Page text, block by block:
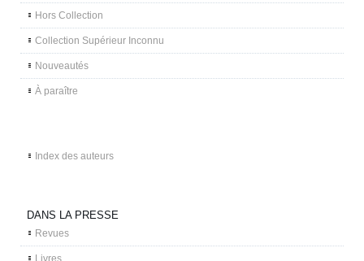
Hors Collection
Collection Supérieur Inconnu
Nouveautés
À paraître
Index des auteurs
DANS LA PRESSE
Revues